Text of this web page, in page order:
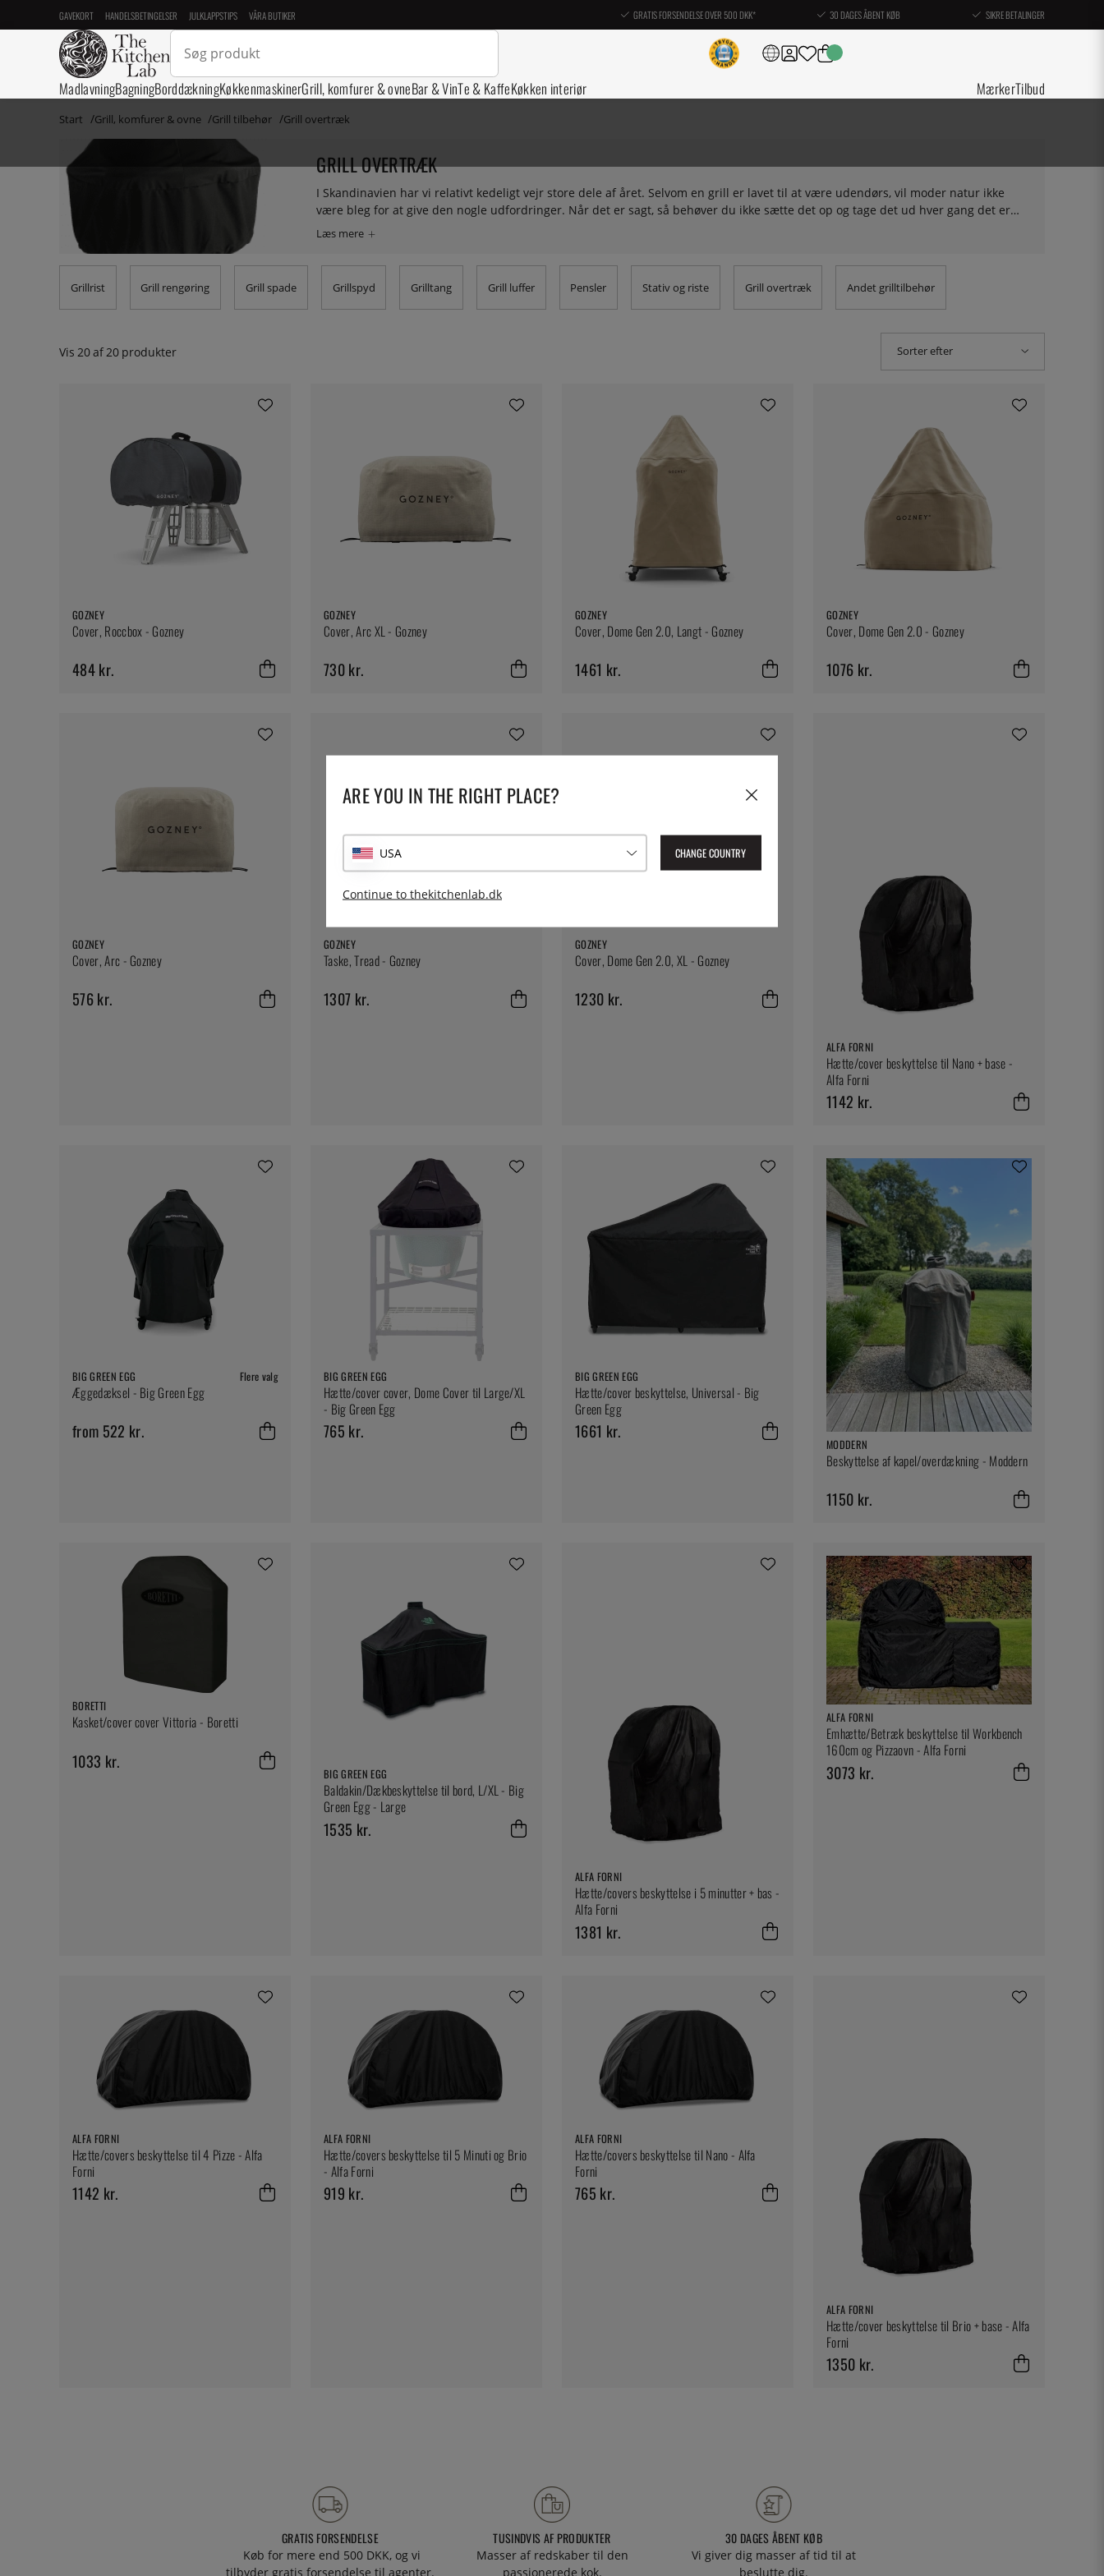
GAVEKORT HANDELSBETINGELSER JULKLAPPSTIPS VÅRA BUTIKER GRATIS FORSENDELSE OVER 500 DKK* 30 DAGES ÅBENT KØB SIKRE BETALINGER
MadlavningBagningBorddækningKøkkenmaskinerGrill, komfurer & ovneBar & VinTe & KaffeKøkken interiør MærkerTilbud
Start Grill, komfurer & ovne Grill tilbehør Grill overtræk
GRILL OVERTRÆK
I Skandinavien har vi relativt kedeligt vejr store dele af året. Selvom en grill er lavet til at være udendørs, vil moder natur ikke
være bleg for at give den nogle udfordringer. Når det er sagt, så behøver du ikke sætte det op og tage det ud hver gang det er
brugt – et slipcover kommer langt. Her har vi samlet vores udvalg af overtræk til grillen.
Grillrist Grill rengøring Grill spade Grillspyd Grilltang Grill luffer Pensler Stativ og riste Grill overtræk Andet grilltilbehør
Vis 20af 20 produkter Sorter efter
GOZNEY
Cover, Roccbox - Gozney
484 kr.
GOZNEY
Cover, Arc XL - Gozney
730 kr.
GOZNEY
Cover, Dome Gen 2.0, Langt - Gozney
1461 kr.
GOZNEY
Cover, Dome Gen 2.0 - Gozney
1076 kr.
GOZNEY
Cover, Arc - Gozney
576 kr.
GOZNEY
Taske, Tread - Gozney
1307 kr.
GOZNEY
Cover, Dome Gen 2.0, XL - Gozney
1230 kr.
ALFA FORNI
Hætte/cover beskyttelse til Nano + base -
Alfa Forni
1142 kr.
BIG GREEN EGG Flere valg
Æggedæksel - Big Green Egg
from 522 kr.
BIG GREEN EGG
Hætte/cover cover, Dome Cover til Large/XL
- Big Green Egg
765 kr.
BIG GREEN EGG
Hætte/cover beskyttelse, Universal - Big
Green Egg
1661 kr.
MODDERN
Beskyttelse af kapel/overdækning - Moddern
1150 kr.
BORETTI
Kasket/cover cover Vittoria - Boretti
1033 kr.
BIG GREEN EGG
Baldakin/Dækbeskyttelse til bord, L/XL - Big
Green Egg - Large
1535 kr.
ALFA FORNI
Hætte/covers beskyttelse i 5 minutter + bas -
Alfa Forni
1381 kr.
ALFA FORNI
Emhætte/Betræk beskyttelse til Workbench
160cm og Pizzaovn - Alfa Forni
3073 kr.
ALFA FORNI
Hætte/covers beskyttelse til 4 Pizze - Alfa
Forni
1142 kr.
ALFA FORNI
Hætte/covers beskyttelse til 5 Minuti og Brio
- Alfa Forni
919 kr.
ALFA FORNI
Hætte/covers beskyttelse til Nano - Alfa
Forni
765 kr.
ALFA FORNI
Hætte/cover beskyttelse til Brio + base - Alfa
Forni
1350 kr.
GRATIS FORSENDELSE
Køb for mere end 500 DKK, og vi
tilbyder gratis forsendelse til agenter.
TUSINDVIS AF PRODUKTER
Masser af redskaber til den
passionerede kok.
30 DAGES ÅBENT KØB
Vi giver dig masser af tid til at
beslutte dig.
ARE YOU IN THE RIGHT PLACE?
USA CHANGE COUNTRY
Continue to thekitchenlab.dk